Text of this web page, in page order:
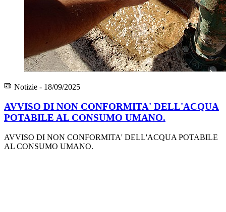
Notizie - 18/09/2025
AVVISO DI NON CONFORMITA' DELL'ACQUA
POTABILE AL CONSUMO UMANO.
AVVISO DI NON CONFORMITA' DELL'ACQUA POTABILE
AL CONSUMO UMANO.